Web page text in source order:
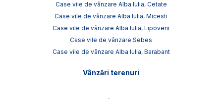
Case vile de vânzare Alba Iulia, Cetate
Case vile de vânzare Alba Iulia, Micesti
Case vile de vânzare Alba Iulia, Lipoveni
Case vile de vânzare Sebes
Case vile de vânzare Alba Iulia, Barabant
Vânzări terenuri